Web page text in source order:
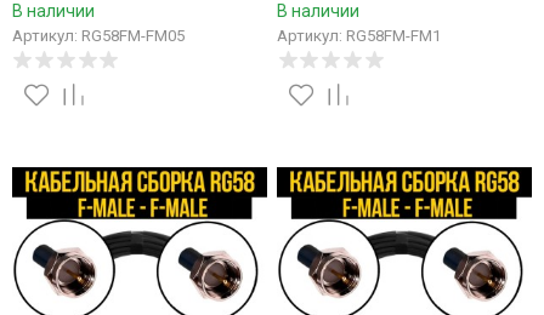
В наличии
Артикул: RG58FM-FM05
В наличии
Артикул: RG58FM-FM1